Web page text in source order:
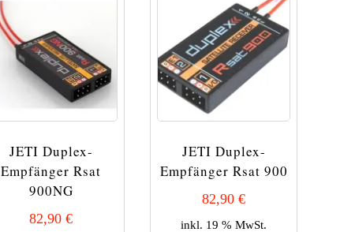
JETI Duplex-
Empfänger Rsat
900NG
82,90€
JETI Duplex-
Empfänger Rsat 900
82,90€
inkl. 19 % MwSt.